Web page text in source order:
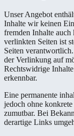
Unser Angebot
Inhalte wir keinen
fremden Inhalte
verlinkten Seiten ist
Seiten
der Verlinkung auf
Rechtswidrige
erkennbar.
Eine permanente
jedoch ohne
zumutbar. Bei
derartige Links